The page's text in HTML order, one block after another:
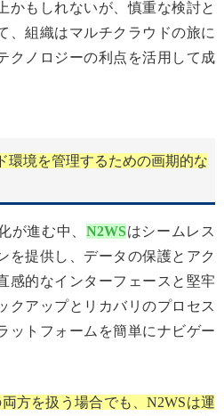
かもしれないが、慎重な検討と
、組織はマルチクラウドの旅に
クノロジーの利点を活用して成
環境を管理するための画期的な
が進む中、N2WSはシームレス
を提供し、データの保護とアク
感的なインターフェースと堅牢
クアップとリカバリのプロセス
ットフォームを簡単にナビゲー
方を扱う場合でも、N2WSは運